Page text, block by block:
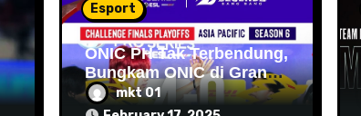
Esport
ONIC PH Tak Terbendung,
Bungkam ONIC di Grand
Final Snapdragon Pro
Series Season 6 APAC
mkt 01